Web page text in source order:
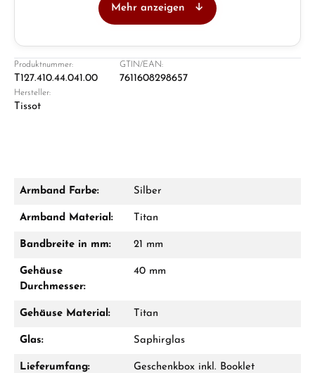
Ladengeschäft in Solingen
Damon Reiners
WhatsApp Chat
Mehr anzeigen
Produktnummer:
T127.410.44.041.00
GTIN/EAN:
7611608298657
Hersteller:
Tissot
Armband Farbe: Silber
Armband Material: Titan
Bandbreite in mm: 21 mm
Gehäuse
Durchmesser:
40 mm
Gehäuse Material: Titan
Glas: Saphirglas
Lieferumfang: Geschenkbox inkl. Booklet